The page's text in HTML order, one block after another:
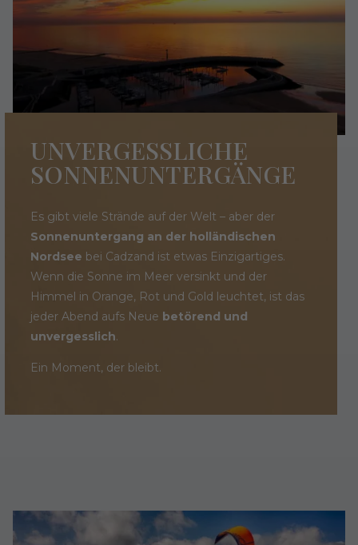
UNVERGESSLICHE
SONNENUNTERGÄNGE
Es gibt viele Strände auf der Welt – aber der
Sonnenuntergang an der holländischen
Nordsee bei Cadzand ist etwas Einzigartiges.
Wenn die Sonne im Meer versinkt und der
Himmel in Orange, Rot und Gold leuchtet, ist das
jeder Abend aufs Neue betörend und
unvergesslich.
Ein Moment, der bleibt.